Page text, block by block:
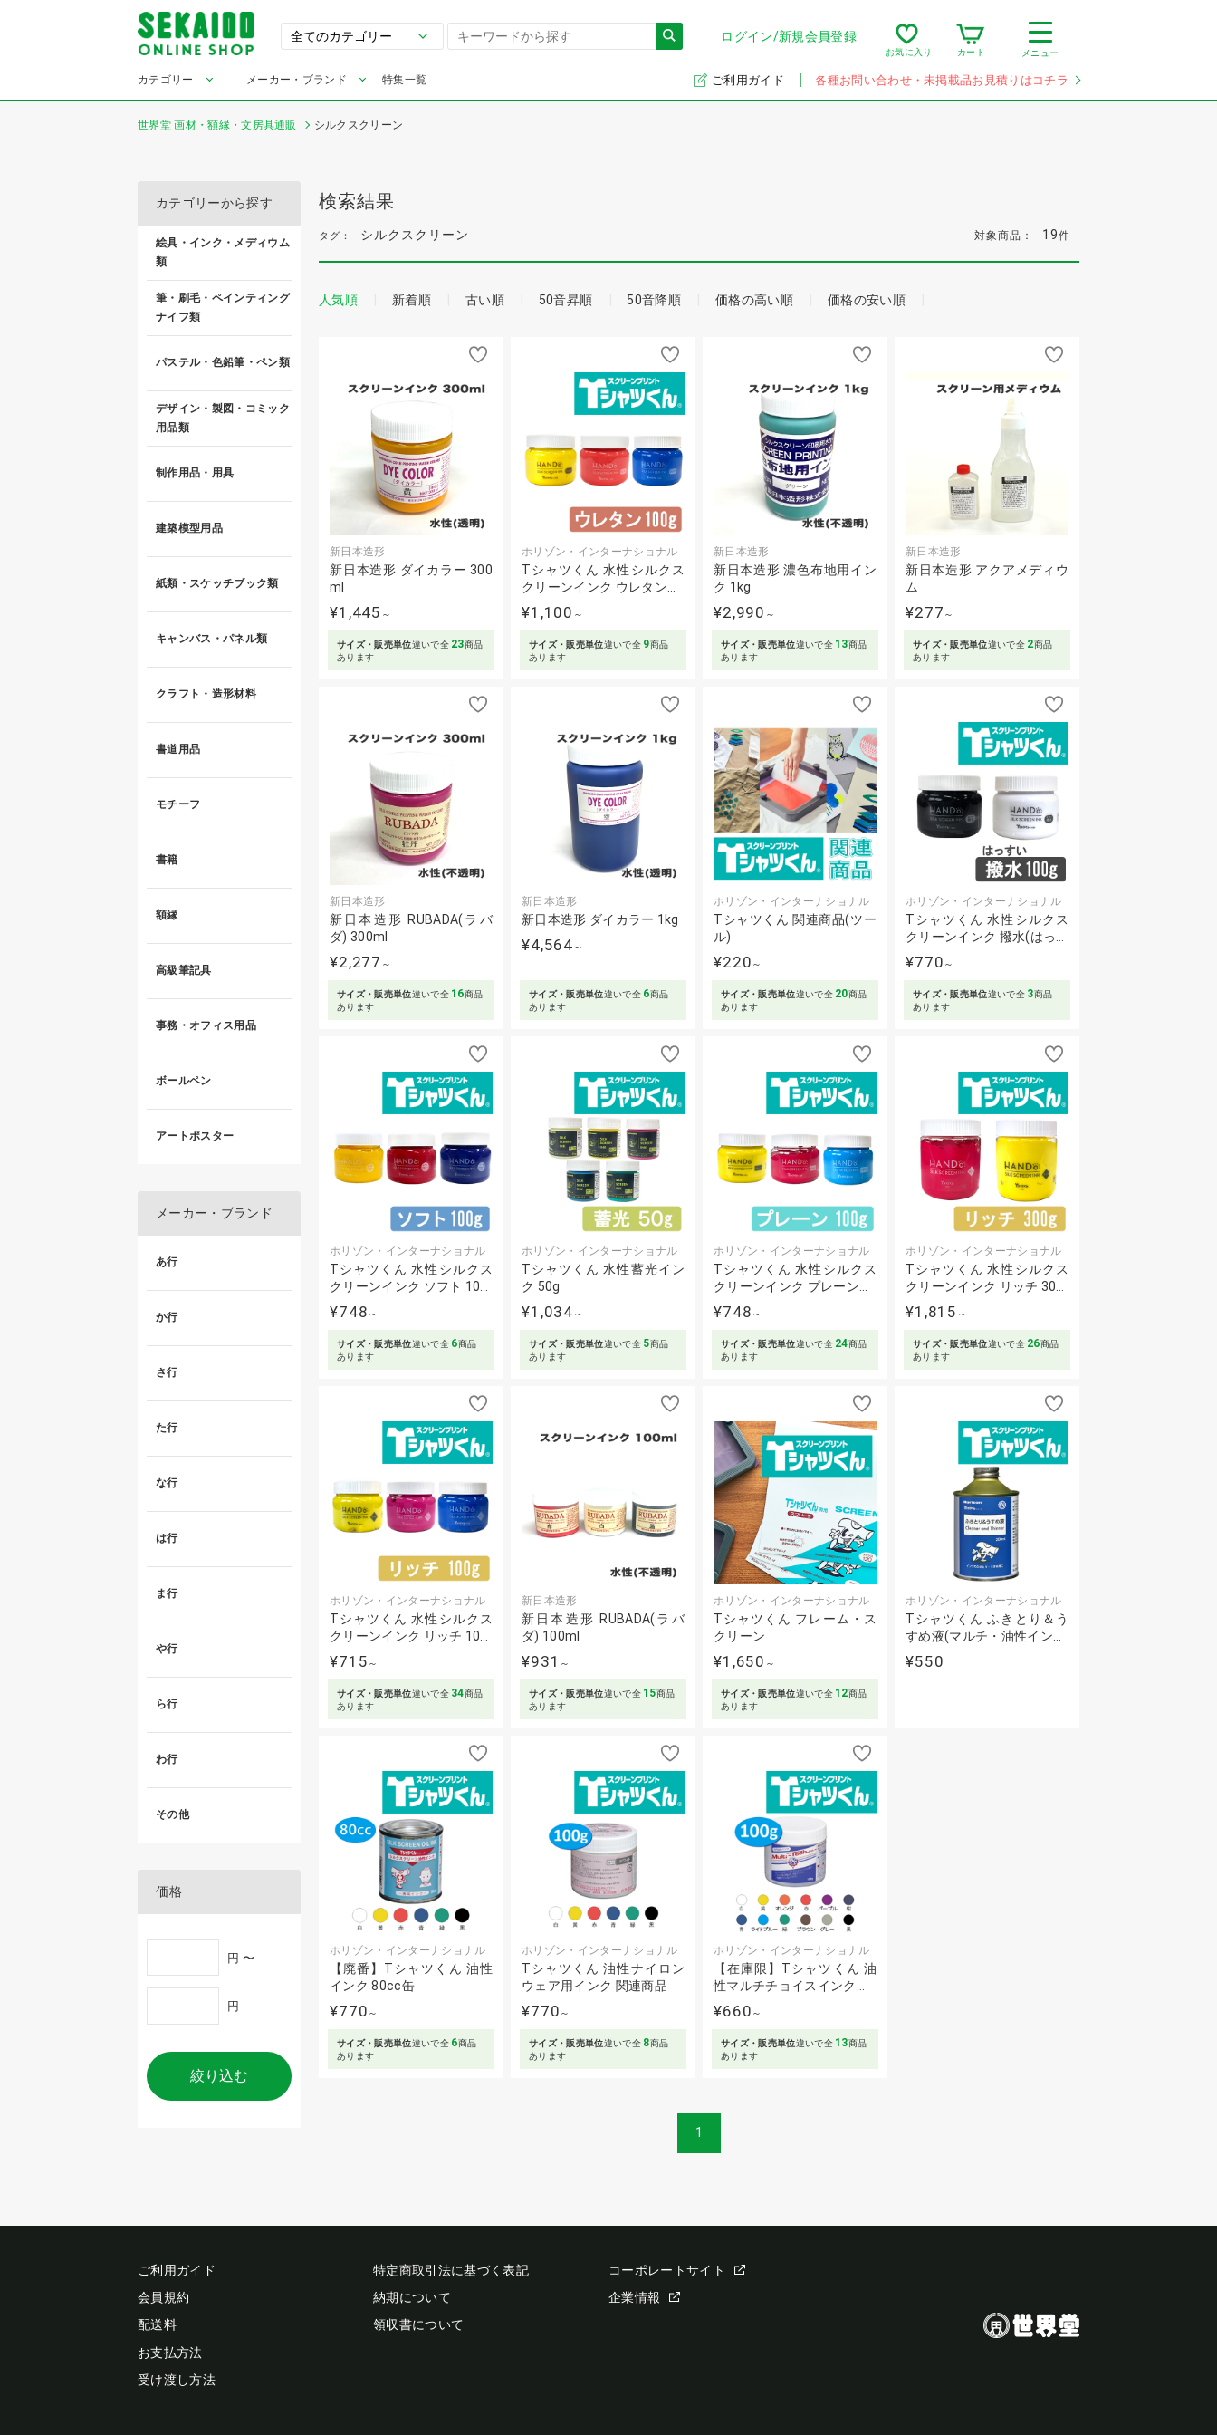
ログイン/新規会員登録
お気に入り カート メニュー
カテゴリー メーカー・ブランド 特集一覧 ご利用ガイド 各種お問い合わせ・未掲載品お見積りはコチラ
世界堂 画材・額縁・文房具通販 シルクスクリーン
検索結果
タグ： シルクスクリーン 対象商品： 19件
人気順 新着順 古い順 50音昇順 50音降順 価格の高い順 価格の安い順
新日本造形
新日本造形 ダイカラー 300
ml
¥1,445 ～
サイズ・販売単位違いで全 23商品
あります
ホリゾン・インターナショナル
Tシャツくん 水性シルクス
クリーンインク ウレタン…
¥1,100 ～
サイズ・販売単位違いで全 9商品
あります
新日本造形
新日本造形 濃色布地用イン
ク 1kg
¥2,990 ～
サイズ・販売単位違いで全 13商品
あります
新日本造形
新日本造形 アクアメディウ
ム
¥277 ～
サイズ・販売単位違いで全 2商品
あります
新日本造形
新日本造形 RUBADA(ラバ
ダ) 300ml
¥2,277 ～
サイズ・販売単位違いで全 16商品
あります
新日本造形
新日本造形 ダイカラー 1kg
¥4,564 ～
サイズ・販売単位違いで全 6商品
あります
ホリゾン・インターナショナル
Tシャツくん 関連商品(ツー
ル)
¥220 ～
サイズ・販売単位違いで全 20商品
あります
ホリゾン・インターナショナル
Tシャツくん 水性シルクス
クリーンインク 撥水(はっ…
¥770 ～
サイズ・販売単位違いで全 3商品
あります
ホリゾン・インターナショナル
Tシャツくん 水性シルクス
クリーンインク ソフト 10…
¥748 ～
サイズ・販売単位違いで全 6商品
あります
ホリゾン・インターナショナル
Tシャツくん 水性蓄光イン
ク 50g
¥1,034 ～
サイズ・販売単位違いで全 5商品
あります
ホリゾン・インターナショナル
Tシャツくん 水性シルクス
クリーンインク プレーン…
¥748 ～
サイズ・販売単位違いで全 24商品
あります
ホリゾン・インターナショナル
Tシャツくん 水性シルクス
クリーンインク リッチ 30…
¥1,815 ～
サイズ・販売単位違いで全 26商品
あります
ホリゾン・インターナショナル
Tシャツくん 水性シルクス
クリーンインク リッチ 10…
¥715 ～
サイズ・販売単位違いで全 34商品
あります
新日本造形
新日本造形 RUBADA(ラバ
ダ) 100ml
¥931 ～
サイズ・販売単位違いで全 15商品
あります
ホリゾン・インターナショナル
Tシャツくん フレーム・ス
クリーン
¥1,650 ～
サイズ・販売単位違いで全 12商品
あります
ホリゾン・インターナショナル
Tシャツくん ふきとり＆う
すめ液(マルチ・油性イン…
¥550
ホリゾン・インターナショナル
【廃番】Tシャツくん 油性
インク 80cc缶
¥770 ～
サイズ・販売単位違いで全 6商品
あります
ホリゾン・インターナショナル
Tシャツくん 油性ナイロン
ウェア用インク 関連商品
¥770 ～
サイズ・販売単位違いで全 8商品
あります
ホリゾン・インターナショナル
【在庫限】Tシャツくん 油
性マルチチョイスインク…
¥660 ～
サイズ・販売単位違いで全 13商品
あります
1
カテゴリーから探す
絵具・インク・メディウム
類
筆・刷毛・ペインティング
ナイフ類
パステル・色鉛筆・ペン類
デザイン・製図・コミック
用品類
制作用品・用具
建築模型用品
紙類・スケッチブック類
キャンバス・パネル類
クラフト・造形材料
書道用品
モチーフ
書籍
額縁
高級筆記具
事務・オフィス用品
ボールペン
アートポスター
メーカー・ブランド
あ行
か行
さ行
た行
な行
は行
ま行
や行
ら行
わ行
その他
価格
円 〜
円
絞り込む
ご利用ガイド
会員規約
配送料
お支払方法
受け渡し方法
特定商取引法に基づく表記
納期について
領収書について
コーポレートサイト
企業情報